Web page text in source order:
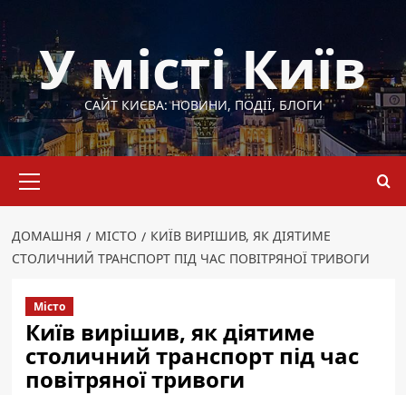
до
вмістуУ місті Київ
САЙТ КИЄВА: НОВИНИ, ПОДІЇ, БЛОГИ
меню
ДОМАШНЯ МІСТО
КИЇВ ВИРІШИВ, ЯК ДІЯТИМЕ
СТОЛИЧНИЙ ТРАНСПОРТ ПІД ЧАС ПОВІТРЯНОЇ ТРИВОГИ
Місто
Київ вирішив, як діятиме
столичний транспорт під час
повітряної тривоги